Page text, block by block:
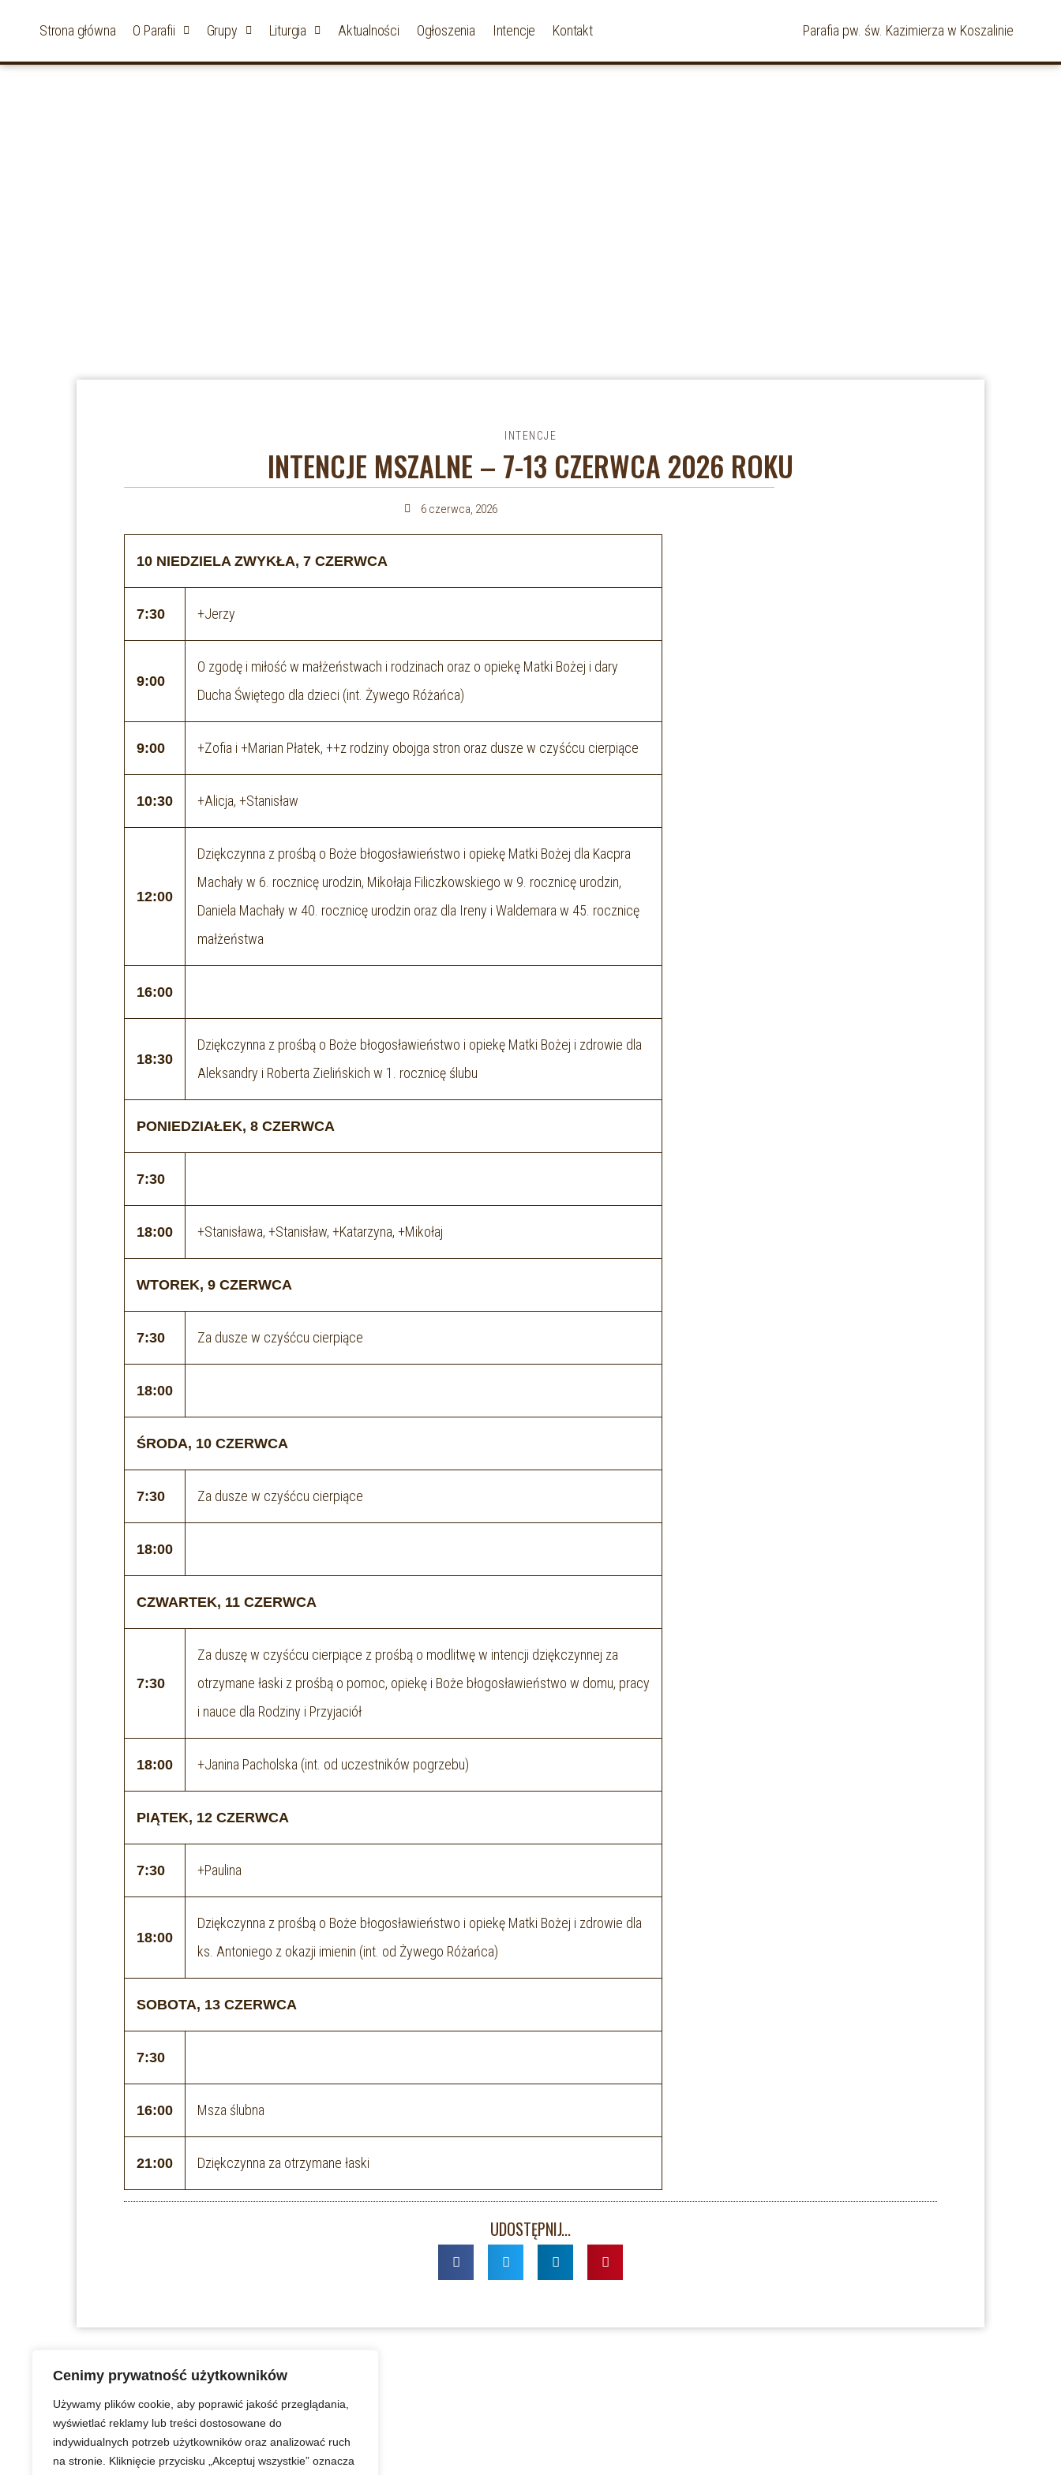
Cenimy prywatność użytkowników
Używamy plików cookie, aby poprawić jakość przeglądania,
wyświetlać reklamy lub treści dostosowane do
indywidualnych potrzeb użytkowników oraz analizować ruch
na stronie. Kliknięcie przycisku „Akceptuj wszystkie” oznacza
Strona główna O Parafii Grupy Liturgia Aktualności Ogłoszenia Intencje Kontakt Parafia pw. św. Kazimierza w Koszalinie
INTENCJE
INTENCJE MSZALNE – 7-13 CZERWCA 2026 ROKU
6 czerwca, 2026
10 NIEDZIELA ZWYKŁA, 7 CZERWCA
7:30 +Jerzy
9:00
O zgodę i miłość w małżeństwach i rodzinach oraz o opiekę Matki Bożej i dary
Ducha Świętego dla dzieci (int. Żywego Różańca)
9:00 +Zofia i +Marian Płatek, ++z rodziny obojga stron oraz dusze w czyśćcu cierpiące
10:30 +Alicja, +Stanisław
12:00
Dziękczynna z prośbą o Boże błogosławieństwo i opiekę Matki Bożej dla Kacpra
Machały w 6. rocznicę urodzin, Mikołaja Filiczkowskiego w 9. rocznicę urodzin,
Daniela Machały w 40. rocznicę urodzin oraz dla Ireny i Waldemara w 45. rocznicę
małżeństwa
16:00
18:30
Dziękczynna z prośbą o Boże błogosławieństwo i opiekę Matki Bożej i zdrowie dla
Aleksandry i Roberta Zielińskich w 1. rocznicę ślubu
PONIEDZIAŁEK, 8 CZERWCA
7:30
18:00 +Stanisława, +Stanisław, +Katarzyna, +Mikołaj
WTOREK, 9 CZERWCA
7:30 Za dusze w czyśćcu cierpiące
18:00
ŚRODA, 10 CZERWCA
7:30 Za dusze w czyśćcu cierpiące
18:00
CZWARTEK, 11 CZERWCA
7:30
Za duszę w czyśćcu cierpiące z prośbą o modlitwę w intencji dziękczynnej za
otrzymane łaski z prośbą o pomoc, opiekę i Boże błogosławieństwo w domu, pracy
i nauce dla Rodziny i Przyjaciół
18:00 +Janina Pacholska (int. od uczestników pogrzebu)
PIĄTEK, 12 CZERWCA
7:30 +Paulina
18:00
Dziękczynna z prośbą o Boże błogosławieństwo i opiekę Matki Bożej i zdrowie dla
ks. Antoniego z okazji imienin (int. od Żywego Różańca)
SOBOTA, 13 CZERWCA
7:30
16:00 Msza ślubna
21:00 Dziękczynna za otrzymane łaski
UDOSTĘPNIJ...